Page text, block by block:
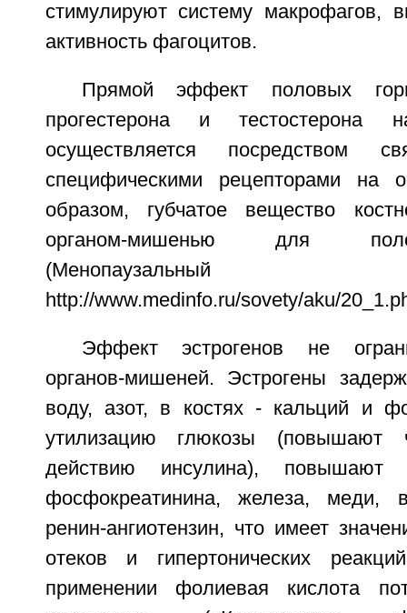
стимулируют систему макрофагов,
активность фагоцитов.
Прямой эффект половых
прогестерона и тестостерона
осуществляется посредством
специфическими рецепторами на
образом, губчатое вещество
органом-мишенью для
http://www.medinfo.ru/sovety/aku/
Эффект эстрогенов не
органов-мишеней. Эстрогены
воду, азот, в костях - кальций и
утилизацию глюкозы (повышают
действию инсулина),
фосфокреатинина, железа, меди,
ренин-ангиотензин, что имеет
отеков и гипертонических
применении фолиевая кислота